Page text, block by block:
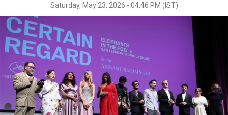
Saturday, May 23, 2026 - 04:46 PM (IST)